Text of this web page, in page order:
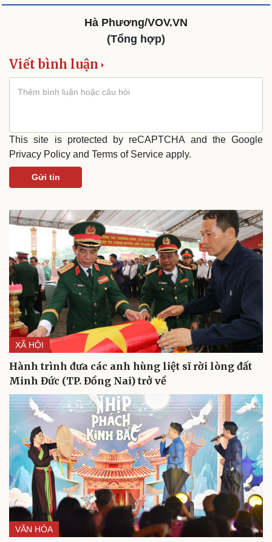
Văn hóa
Sân khấu - Điện ảnh
Văn học
Âm nhạc
Di sản
Giải trí
Nghệ sĩ
Thời trang
Sao Việt
Hà Phương/VOV.VN
(Tổng hợp)
Viết bình luận
This site is protected by reCAPTCHA and the Google
Privacy Policy and Terms of Service apply.
Gửi tin
XÃ HỘI
Hành trình đưa các anh hùng liệt sĩ rời lòng đất
Minh Đức (TP. Đồng Nai) trở về
VĂN HÓA